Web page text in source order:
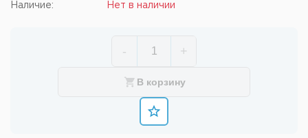
Наличие: Нет в наличии
- +
В корзину